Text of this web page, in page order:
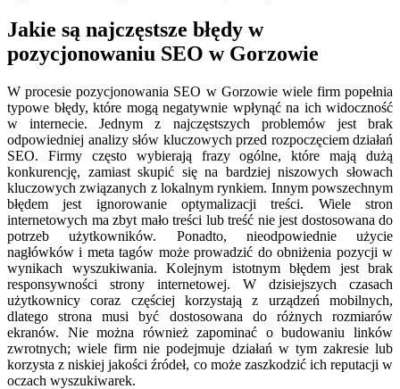
Jakie są najczęstsze błędy w
pozycjonowaniu SEO w Gorzowie
W procesie pozycjonowania SEO w Gorzowie wiele firm popełnia
typowe błędy, które mogą negatywnie wpłynąć na ich widoczność
w internecie. Jednym z najczęstszych problemów jest brak
odpowiedniej analizy słów kluczowych przed rozpoczęciem działań
SEO. Firmy często wybierają frazy ogólne, które mają dużą
konkurencję, zamiast skupić się na bardziej niszowych słowach
kluczowych związanych z lokalnym rynkiem. Innym powszechnym
błędem jest ignorowanie optymalizacji treści. Wiele stron
internetowych ma zbyt mało treści lub treść nie jest dostosowana do
potrzeb użytkowników. Ponadto, nieodpowiednie użycie
nagłówków i meta tagów może prowadzić do obniżenia pozycji w
wynikach wyszukiwania. Kolejnym istotnym błędem jest brak
responsywności strony internetowej. W dzisiejszych czasach
użytkownicy coraz częściej korzystają z urządzeń mobilnych,
dlatego strona musi być dostosowana do różnych rozmiarów
ekranów. Nie można również zapominać o budowaniu linków
zwrotnych; wiele firm nie podejmuje działań w tym zakresie lub
korzysta z niskiej jakości źródeł, co może zaszkodzić ich reputacji w
oczach wyszukiwarek.